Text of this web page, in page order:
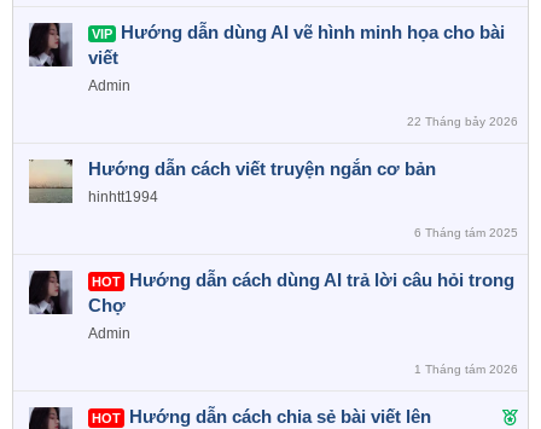
VIP
Hướng dẫn dùng AI vẽ hình minh họa cho bài
viết
Admin
22 Tháng bảy 2026
Hướng dẫn cách viết truyện ngắn cơ bản
hinhtt1994
6 Tháng tám 2025
HOT
Hướng dẫn cách dùng AI trả lời câu hỏi trong
Chợ
Admin
1 Tháng tám 2026
F
HOT
Hướng dẫn cách chia sẻ bài viết lên